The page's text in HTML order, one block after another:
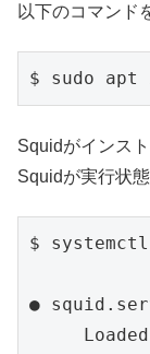
以下のコマンド
$ sudo
Squidがインス
Squidが実行状
$
●